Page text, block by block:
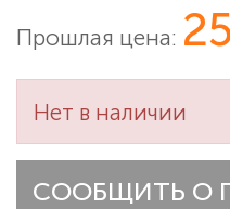
Прошлая цена:
Нет в наличии
СООБЩИТЬ О